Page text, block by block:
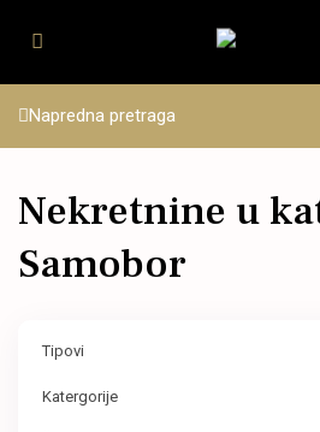
Napredna pretraga
Nekretnine u
Samobor
Tipovi
Katergorije